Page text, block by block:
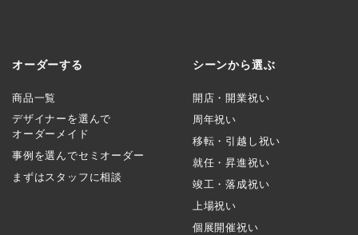
オーダーする
商品一覧
デザイナーを選んで
オーダーメイド
事例を選んでセミオーダー
まずはスタッフに相談
シーンから選ぶ
開店・開業祝い
周年祝い
移転・引越し祝い
就任・昇進祝い
竣工・落成祝い
上場祝い
個展開催祝い